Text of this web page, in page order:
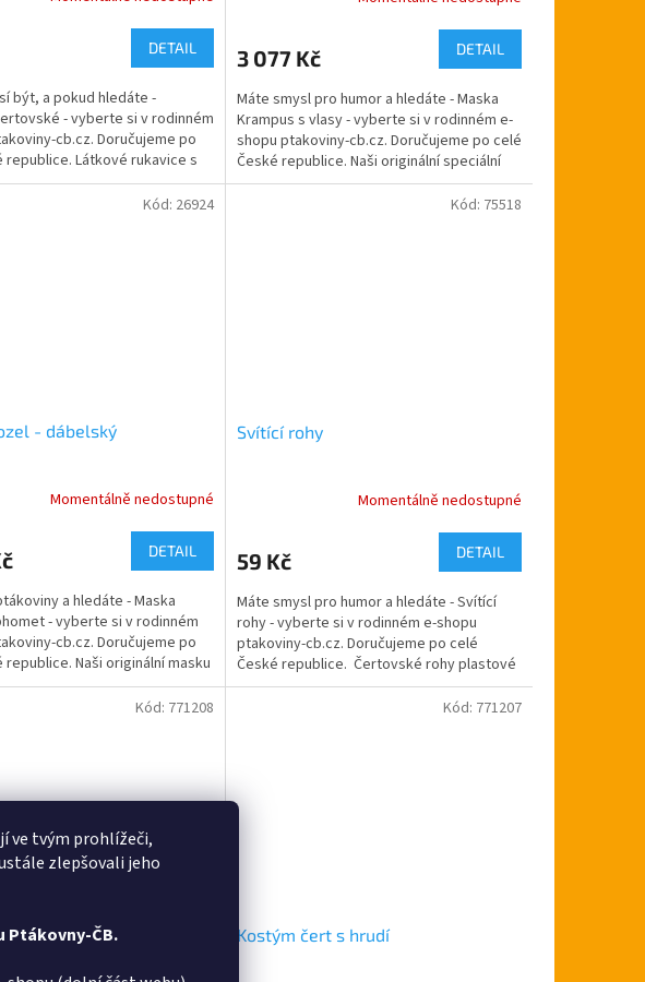
ve tvým prohlížeči,
zlepšovali jeho
Ptákovny-ČB.
DETAIL
být, a pokud hledáte -
- vyberte si v rodinném
cb.cz. Doručujeme po
republice. Látkové rukavice s
25cm....
je
z
5
hvězdiček.
3 077 Kč DETAIL
Máte smysl pro humor a hledáte - Maska
Krampus s vlasy - vyberte si v rodinném e-
shopu ptakoviny-cb.cz. Doručujeme po celé
České republice. Naši originální speciální
maska...
- dábelský
Momentálně nedostupné
DETAIL
a hledáte - Maska
- vyberte si v rodinném
cb.cz. Doručujeme po
republice. Naši originální masku
Kód: 26924
Svítící rohy
Momentálně nedostupné
59 Kč DETAIL
Máte smysl pro humor a hledáte - Svítící
rohy - vyberte si v rodinném e-shopu
ptakoviny-cb.cz. Doručujeme po celé
České republice. Čertovské rohy plastové
-...
Kód: 75518
s rohy
Kód: 771208
Kostým čert s hrudí
Kód: 771207